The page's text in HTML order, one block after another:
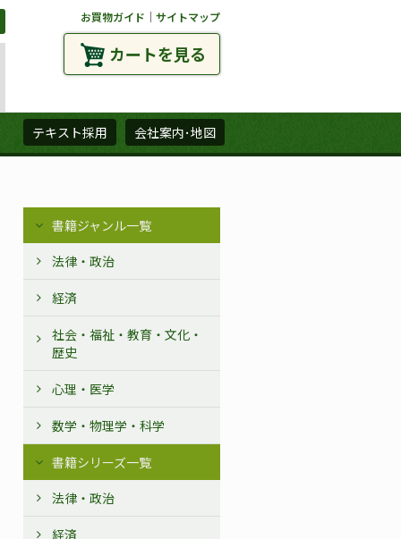
お買物ガイド ｜ サイトマップ
カートを見る
テキスト採用 会社案内･地図
書籍ジャンル一覧
法律・政治
経済
社会・福祉・教育・文化・
歴史
心理・医学
数学・物理学・科学
書籍シリーズ一覧
法律・政治
経済